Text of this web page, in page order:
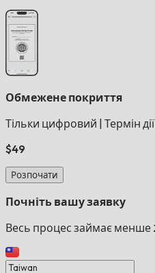
Обмежене покриття
Тільки цифровий Термін дії
$49
Розпочати
Почніть вашу заявку
Весь процес займає менше